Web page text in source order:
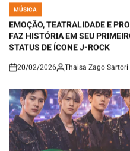
POSTED
IN
MÚSICA
EMOÇÃO, TEATRALIDADE E
FAZ HISTÓRIA EM SEU
STATUS DE ÍCONE J-ROCK
on